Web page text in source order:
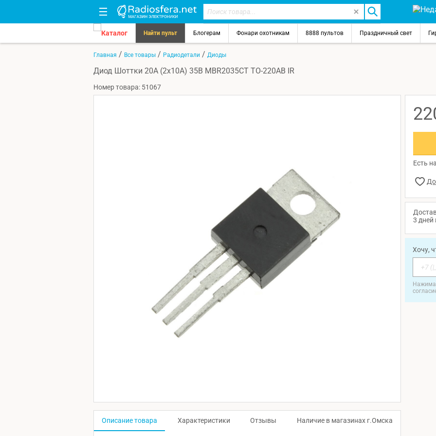
Каталог Найти пульт Блогерам Фонари охотникам 8888 пультов Праздничный свет
Главная / Все товары / Радиодетали / Диоды
Диод Шоттки 20А (2x10A) 35В MBR2035CT TO-220AB IR
Номер товара: 51067
Есть
3 дней
Хочу,
Описание товара Характеристики Отзывы Наличие в магазинах г.Омска